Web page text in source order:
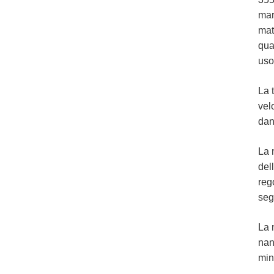
La
La
La